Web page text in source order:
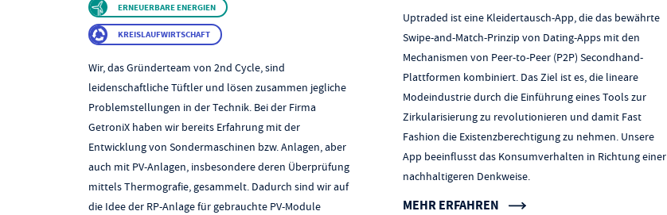
ERNEUERBARE ENERGIEN
KREISLAUFWIRTSCHAFT
Wir, das Gründerteam von 2nd Cycle, sind
leidenschaftliche Tüftler und lösen zusammen jegliche
Problemstellungen in der Technik. Bei der Firma
GetroniX haben wir bereits Erfahrung mit der
Entwicklung von Sondermaschinen bzw. Anlagen, aber
auch mit PV-Anlagen, insbesondere deren Überprüfung
mittels Thermografie, gesammelt. Dadurch sind wir auf
die Idee der RP-Anlage für gebrauchte PV-Module
Uptraded ist eine Kleidertausch-App, die das bewährte
Swipe-and-Match-Prinzip von Dating-Apps mit den
Mechanismen von Peer-to-Peer (P2P) Secondhand-
Plattformen kombiniert. Das Ziel ist es, die lineare
Modeindustrie durch die Einführung eines Tools zur
Zirkularisierung zu revolutionieren und damit Fast
Fashion die Existenzberechtigung zu nehmen. Unsere
App beeinflusst das Konsumverhalten in Richtung einer
nachhaltigeren Denkweise.
MEHR ERFAHREN